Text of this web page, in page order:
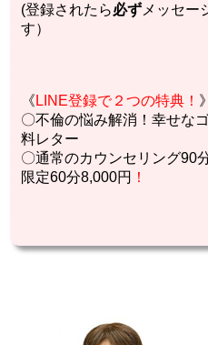
(登録されたら必ず メッセー
す）
《 LINE登録で２つの特典！ 》
〇不倫の悩み解消！幸せな
料レター
〇通常のカウンセリング90
限定60分8,000円 ！